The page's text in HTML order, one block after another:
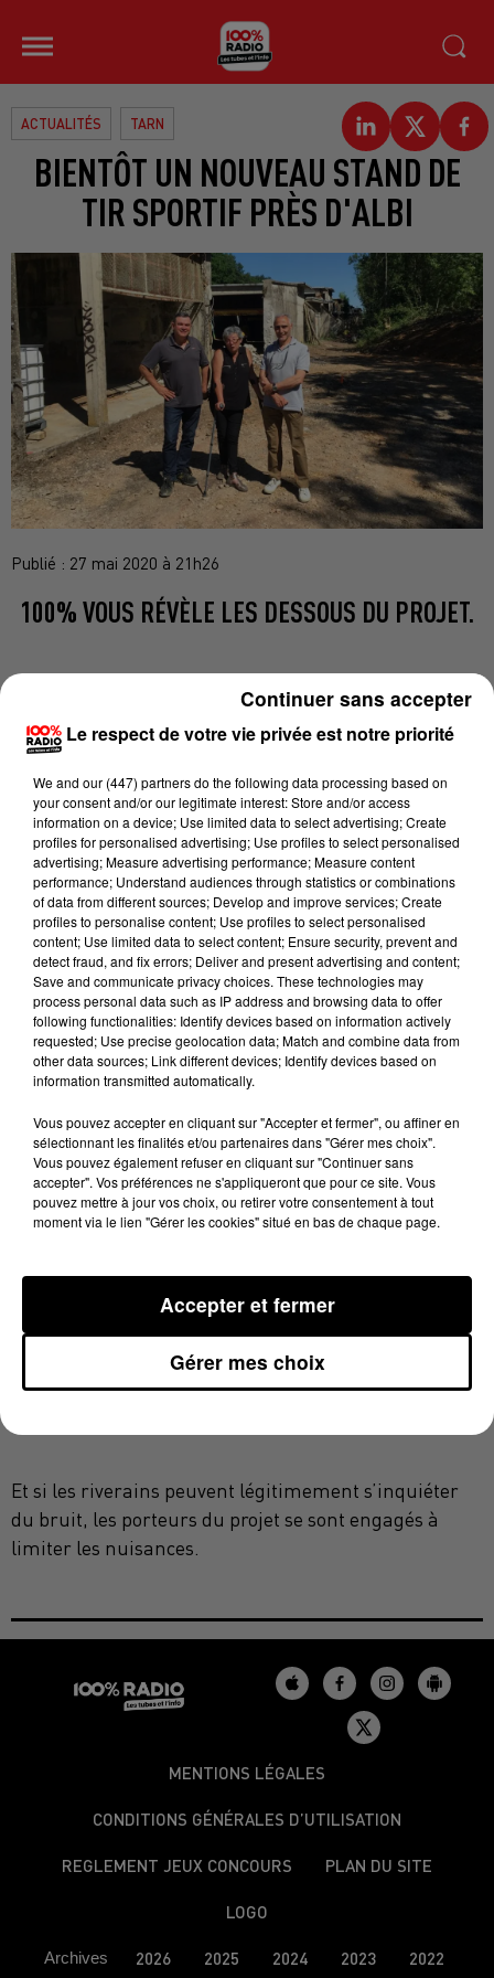
ACTUALITÉS TARN
BIENTÔT UN NOUVEAU STAND DE
TIR SPORTIF PRÈS D'ALBI
Publié : 27 mai 2020 à 21h26
100% VOUS RÉVÈLE LES DESSOUS DU PROJET.
Un nouveau stand de tir près d'Albi. Situé sur les
panneaux photovoltaïques, l’ancien stand de tir
militaire avait été laissé à l’abandon au départ de la
garnison parachutiste d’Albi à la fin des années 80.
Elle est en cours de réhabilitation. Les porteurs du
projet travaillent depuis 2013 pour convaincre les
sceptiques et faire revivre ce stand de tir.
Dans ce blockhaus en béton de 200m de long et 15m
de large, les travaux de rénovation ont démarré pour
ériger un stand de tir de loisirs et d’entraînement. Le
coût des travaux d'aménagement : 1,5 million d’euros
pour 13 à 20 postes de tirs sécurisés, pour tous les
types d’armes de loisirs. Le site serait également
accessible aux entraînements des policiers,
gendarmes et services pénitentiaires.
Yves Creysson, l’un des responsables de ce projet et
existe peu en France, les gens sont un peu surpris."
Dès la fin de l'année le stand sera ouvert.
Et si les riverains peuvent légitimement s’inquiéter
du bruit, les porteurs du projet se sont engagés à
limiter les nuisances.
MENTIONS LÉGALES
CONDITIONS GÉNÉRALES D’UTILISATION
REGLEMENT JEUX CONCOURS PLAN DU SITE
LOGO
Archives 2026 2025 2024 2023 2022
Le respect de votre vie privée est notre priorité
We and our (447) partnersdo the following data processing based on
your consent and/or our legitimate interest: Store and/or access
information on a device; Use limited data to select advertising; Create
profiles for personalised advertising; Use profiles to select personalised
advertising; Measure advertising performance; Measure content
performance; Understand audiences through statistics or combinations
of data from different sources; Develop and improve services; Create
profiles to personalise content; Use profiles to select personalised
content; Use limited data to select content; Ensure security, prevent and
detect fraud, and fix errors; Deliver and present advertising and content;
Save and communicate privacy choices. These technologies may
process personal data such as IP address and browsing data to offer
following functionalities: Identify devices based on information actively
requested; Use precise geolocation data; Match and combine data from
other data sources; Link different devices; Identify devices based on
information transmitted automatically.
Vous pouvez accepter en cliquant sur "Accepter et fermer", ou affiner en
sélectionnant les finalités et/ou partenaires dans "Gérer mes choix".
Vous pouvez également refuser en cliquant sur "Continuer sans
accepter". Vos préférences ne s'appliqueront que pour ce site. Vous
pouvez mettre à jour vos choix, ou retirer votre consentement à tout
moment via le lien "Gérer les cookies" situé en bas de chaque page.
Gérer mes choix
Accepter et fermer
Continuer sans accepter